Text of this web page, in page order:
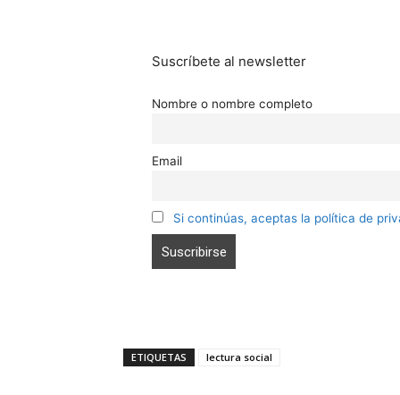
Suscríbete al newsletter
Nombre o nombre completo
Email
Si continúas, aceptas la política de
ETIQUETAS lectura social